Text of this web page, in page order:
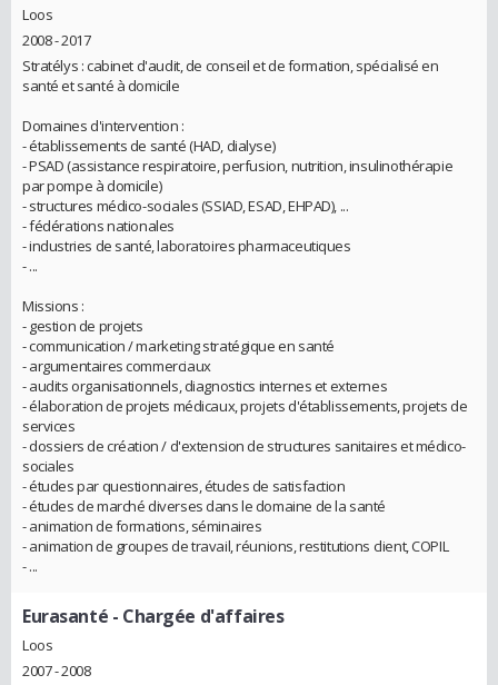
Loos
2008 - 2017
Stratélys : cabinet d'audit, de conseil et de formation, spécialisé en
santé et santé à domicile
Domaines d'intervention :
- établissements de santé (HAD, dialyse)
- PSAD (assistance respiratoire, perfusion, nutrition, insulinothérapie
par pompe à domicile)
- structures médico-sociales (SSIAD, ESAD, EHPAD), ...
- fédérations nationales
- industries de santé, laboratoires pharmaceutiques
- ...
Missions :
- gestion de projets
- communication / marketing stratégique en santé
- argumentaires commerciaux
- audits organisationnels, diagnostics internes et externes
- élaboration de projets médicaux, projets d'établissements, projets de
services
- dossiers de création / d'extension de structures sanitaires et médico-
sociales
- études par questionnaires, études de satisfaction
- études de marché diverses dans le domaine de la santé
- animation de formations, séminaires
- animation de groupes de travail, réunions, restitutions client, COPIL
- ...
Eurasanté - Chargée d'affaires
Loos
2007 - 2008